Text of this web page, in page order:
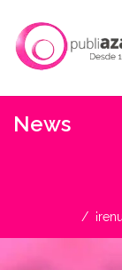
News